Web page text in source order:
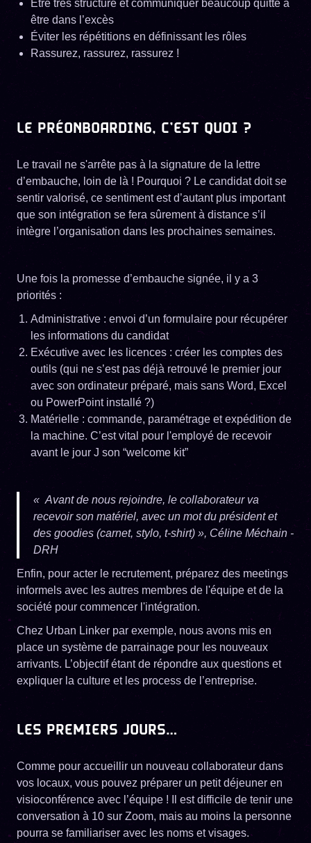
Être très structuré et communiquer beaucoup quitte à
être dans l’excès
Éviter les répétitions en définissant les rôles
Rassurez, rassurez, rassurez !
LE PRÉONBOARDING, C’EST QUOI ?
Le travail ne s'arrête pas à la signature de la lettre
d’embauche, loin de là ! Pourquoi ? Le candidat doit se
sentir valorisé, ce sentiment est d’autant plus important
que son intégration se fera sûrement à distance s’il
intègre l’organisation dans les prochaines semaines.
Une fois la promesse d’embauche signée, il y a 3
priorités :
Administrative : envoi d’un formulaire pour récupérer
les informations du candidat
Exécutive avec les licences : créer les comptes des
outils (qui ne s’est pas déjà retrouvé le premier jour
avec son ordinateur préparé, mais sans Word, Excel
ou PowerPoint installé ?)
Matérielle : commande, paramétrage et expédition de
la machine. C’est vital pour l'employé de recevoir
avant le jour J son “welcome kit”
« Avant de nous rejoindre, le collaborateur va
recevoir son matériel, avec un mot du président et
des goodies (carnet, stylo, t-shirt) », Céline Méchain -
DRH
Enfin, pour acter le recrutement, préparez des meetings
informels avec les autres membres de l'équipe et de la
société pour commencer l'intégration.
Chez Urban Linker par exemple, nous avons mis en
place un système de parrainage pour les nouveaux
arrivants. L’objectif étant de répondre aux questions et
expliquer la culture et les process de l’entreprise.
LES PREMIERS JOURS…
Comme pour accueillir un nouveau collaborateur dans
vos locaux, vous pouvez préparer un petit déjeuner en
visioconférence avec l’équipe ! Il est difficile de tenir une
conversation à 10 sur Zoom, mais au moins la personne
pourra se familiariser avec les noms et visages.